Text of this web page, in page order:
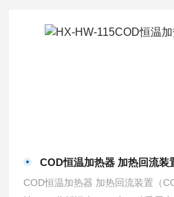
COD恒温加热器 加热回流装
COD恒温加热器 加热回流装置（